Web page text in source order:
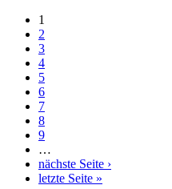
1
2
3
4
5
6
7
8
9
…
nächste Seite ›
letzte Seite »